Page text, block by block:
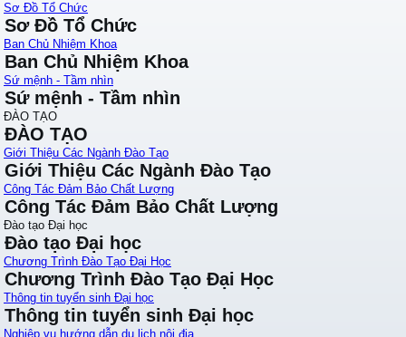
Sơ Đồ Tổ Chức
Sơ Đồ Tổ Chức
Ban Chủ Nhiệm Khoa
Ban Chủ Nhiệm Khoa
Sứ mệnh - Tầm nhìn
Sứ mệnh - Tầm nhìn
ĐÀO TẠO
ĐÀO TẠO
Giới Thiệu Các Ngành Đào Tạo
Giới Thiệu Các Ngành Đào Tạo
Công Tác Đảm Bảo Chất Lượng
Công Tác Đảm Bảo Chất Lượng
Đào tạo Đại học
Đào tạo Đại học
Chương Trình Đào Tạo Đại Học
Chương Trình Đào Tạo Đại Học
Thông tin tuyển sinh Đại học
Thông tin tuyển sinh Đại học
Nghiệp vụ hướng dẫn du lịch nội địa